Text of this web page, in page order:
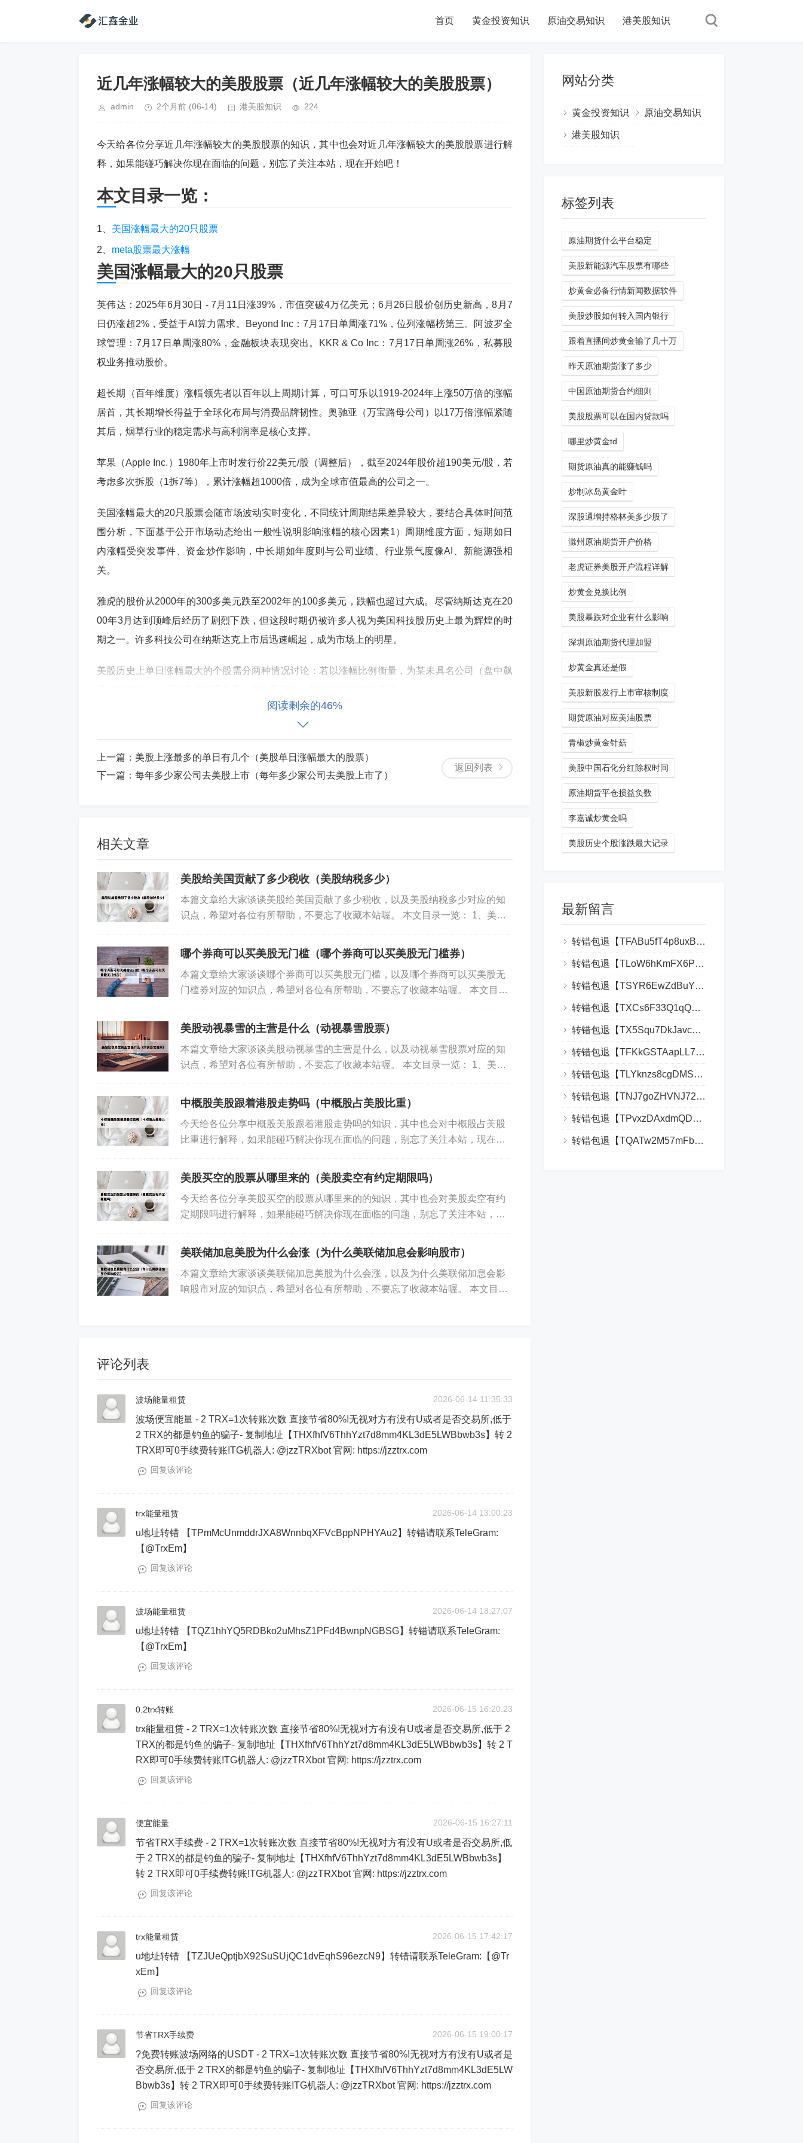
首页 黄金投资知识 原油交易知识 港美股知识
近几年涨幅较大的美股股票（近几年涨幅较大的美股股票）
admin 2个月前 (06-14) 港美股知识 224
今天给各位分享近几年涨幅较大的美股股票的知识，其中也会对近几年涨幅较大的美股股票进行解
释，如果能碰巧解决你现在面临的问题，别忘了关注本站，现在开始吧！
本文目录一览：
1、 美国涨幅最大的20只股票
2、 meta股票最大涨幅
美国涨幅最大的20只股票
英伟达：2025年6月30日 - 7月11日涨39%，市值突破4万亿美元；6月26日股价创历史新高，8月7
日仍涨超2%，受益于AI算力需求。Beyond Inc：7月17日单周涨71%，位列涨幅榜第三。阿波罗全
球管理：7月17日单周涨80%，金融板块表现突出。KKR & Co Inc：7月17日单周涨26%，私募股
权业务推动股价。
超长期（百年维度）涨幅领先者以百年以上周期计算，可口可乐以1919-2024年上涨50万倍的涨幅
居首，其长期增长得益于全球化布局与消费品牌韧性。奥驰亚（万宝路母公司）以17万倍涨幅紧随
其后，烟草行业的稳定需求与高利润率是核心支撑。
苹果（Apple Inc.）1980年上市时发行价22美元/股（调整后），截至2024年股价超190美元/股，若
考虑多次拆股（1拆7等），累计涨幅超1000倍，成为全球市值最高的公司之一。
美国涨幅最大的20只股票会随市场波动实时变化，不同统计周期结果差异较大，要结合具体时间范
围分析，下面基于公开市场动态给出一般性说明影响涨幅的核心因素1）周期维度方面，短期如日
内涨幅受突发事件、资金炒作影响，中长期如年度则与公司业绩、行业景气度像AI、新能源强相
关。
雅虎的股价从2000年的300多美元跌至2002年的100多美元，跌幅也超过六成。尽管纳斯达克在20
00年3月达到顶峰后经历了剧烈下跌，但这段时期仍被许多人视为美国科技股历史上最为辉煌的时
期之一。许多科技公司在纳斯达克上市后迅速崛起，成为市场上的明星。
美股历史上单日涨幅最大的个股需分两种情况讨论：若以涨幅比例衡量，为某未具名公司（盘中飙
1、）传统科技与医疗领域，默克公司涨45%，第一太阳能涨超80%，航空航天国防类股跑赢大
盘。2023 - 2024年AI驱动牛股1）科技七巨头领涨，英伟达2023年涨近240%，2024年涨176%，累
元，上涨空间18%）。目标价中位数：874美元根据公开信息，分析师对Meta股票的目标价预测中
位数为874美元。这一数值通常基于对Meta未来业绩、行业趋势、市场竞争格局以及宏观经济环境
的综合评估。
近几年涨幅较大的美股股票的介绍就聊到这里吧，感谢你花时间阅读本站内容，更多关于近几年涨
幅较大的美股股票、近几年涨幅较大的美股股票的信息别忘了在本站进行查找喔。
标签: 近几年涨幅较大的美股股票
阅读剩余的46%
返回列表
上一篇： 美股上涨最多的单日有几个（美股单日涨幅最大的股票）
下一篇： 每年多少家公司去美股上市（每年多少家公司去美股上市了）
相关文章
美股给美国贡献了多少税收（美股纳税多少）
本篇文章给大家谈谈美股给美国贡献了多少税收，以及美股纳税多少对应的知
识点，希望对各位有所帮助，不要忘了收藏本站喔。 本文目录一览： 1、美股
哪个券商可以买美股无门槛（哪个券商可以买美股无门槛券）
本篇文章给大家谈谈哪个券商可以买美股无门槛，以及哪个券商可以买美股无
门槛券对应的知识点，希望对各位有所帮助，不要忘了收藏本站喔。 本文目录
美股动视暴雪的主营是什么（动视暴雪股票）
本篇文章给大家谈谈美股动视暴雪的主营是什么，以及动视暴雪股票对应的知
识点，希望对各位有所帮助，不要忘了收藏本站喔。 本文目录一览： 1、美股
中概股美股跟着港股走势吗（中概股占美股比重）
今天给各位分享中概股美股跟着港股走势吗的知识，其中也会对中概股占美股
比重进行解释，如果能碰巧解决你现在面临的问题，别忘了关注本站，现在开
美股买空的股票从哪里来的（美股卖空有约定期限吗）
今天给各位分享美股买空的股票从哪里来的的知识，其中也会对美股卖空有约
定期限吗进行解释，如果能碰巧解决你现在面临的问题，别忘了关注本站，现
美联储加息美股为什么会涨（为什么美联储加息会影响股市）
本篇文章给大家谈谈美联储加息美股为什么会涨，以及为什么美联储加息会影
响股市对应的知识点，希望对各位有所帮助，不要忘了收藏本站喔。 本文目录
评论列表
波场能量租赁 2026-06-14 11:35:33
波场便宜能量 - 2 TRX=1次转账次数 直接节省80%!无视对方有没有U或者是否交易所,低于
2 TRX的都是钓鱼的骗子- 复制地址【THXfhfV6ThhYzt7d8mm4KL3dE5LWBbwb3s】转 2
TRX即可0手续费转账!TG机器人: @jzzTRXbot 官网: https://jzztrx.com
回复该评论
trx能量租赁 2026-06-14 13:00:23
u地址转错 【TPmMcUnmddrJXA8WnnbqXFVcBppNPHYAu2】转错请联系TeleGram:
【@TrxEm】
回复该评论
波场能量租赁 2026-06-14 18:27:07
u地址转错 【TQZ1hhYQ5RDBko2uMhsZ1PFd4BwnpNGBSG】转错请联系TeleGram:
【@TrxEm】
回复该评论
0.2trx转账 2026-06-15 16:20:23
trx能量租赁 - 2 TRX=1次转账次数 直接节省80%!无视对方有没有U或者是否交易所,低于 2
TRX的都是钓鱼的骗子- 复制地址【THXfhfV6ThhYzt7d8mm4KL3dE5LWBbwb3s】转 2 T
RX即可0手续费转账!TG机器人: @jzzTRXbot 官网: https://jzztrx.com
回复该评论
便宜能量 2026-06-15 16:27:11
节省TRX手续费 - 2 TRX=1次转账次数 直接节省80%!无视对方有没有U或者是否交易所,低
于 2 TRX的都是钓鱼的骗子- 复制地址【THXfhfV6ThhYzt7d8mm4KL3dE5LWBbwb3s】
转 2 TRX即可0手续费转账!TG机器人: @jzzTRXbot 官网: https://jzztrx.com
回复该评论
trx能量租赁 2026-06-15 17:42:17
u地址转错 【TZJUeQptjbX92SuSUjQC1dvEqhS96ezcN9】转错请联系TeleGram:【@Tr
xEm】
回复该评论
节省TRX手续费 2026-06-15 19:00:17
?免费转账波场网络的USDT - 2 TRX=1次转账次数 直接节省80%!无视对方有没有U或者是
否交易所,低于 2 TRX的都是钓鱼的骗子- 复制地址【THXfhfV6ThhYzt7d8mm4KL3dE5LW
Bbwb3s】转 2 TRX即可0手续费转账!TG机器人: @jzzTRXbot 官网: https://jzztrx.com
回复该评论
网站分类
黄金投资知识 原油交易知识
港美股知识
标签列表
原油期货什么平台稳定
美股新能源汽车股票有哪些
炒黄金必备行情新闻数据软件
美股炒股如何转入国内银行
跟着直播间炒黄金输了几十万
昨天原油期货涨了多少
中国原油期货合约细则
美股股票可以在国内贷款吗
哪里炒黄金td
期货原油真的能赚钱吗
炒制冰岛黄金叶
深股通增持格林美多少股了
滁州原油期货开户价格
老虎证券美股开户流程详解
炒黄金兑换比例
美股暴跌对企业有什么影响
深圳原油期货代理加盟
炒黄金真还是假
美股新股发行上市审核制度
期货原油对应美油股票
青椒炒黄金针菇
美股中国石化分红除权时间
原油期货平仓损益负数
李嘉诚炒黄金吗
美股历史个股涨跌最大记录
最新留言
转错包退【TFABu5fT4p8uxBcdQdKTzMsGx4iFAJhPFc】客服TeleGram:【@TrxEm】
转错包退【TLoW6hKmFX6PCzGUEKj7CMkJiLkAvt1Gfj】客服TeleGram:【@TrxEm】
转错包退【TSYR6EwZdBuY1CbWJdvcgWWPQck3UFr4x2】客服TeleGram:【@TrxEm】
转错包退【TXCs6F33Q1qQTMCUGs7K8s9P7CxPMpqHHC】客服TeleGram:【@TrxEm】
转错包退【TX5Squ7DkJavcb9iL5kgryg2aX5LnfMJNJ】客服TeleGram:【@TrxEm】
转错包退【TFKkGSTAapLL7nqfoAL1WLiP6bSY2dbHgU】客服TeleGram:【@TrxEm】
转错包退【TLYknzs8cgDMSvNYJ1wZZNYXVKZLMY5R77】客服TeleGram:【@TrxEm】
转错包退【TNJ7goZHVNJ72MW3KATx55HyJPADrPtMYJ】客服TeleGram:【@TrxEm】
转错包退【TPvxzDAxdmQDNGoSBK63TFtSqMWcAY6rJ1】客服TeleGram:【@TrxEm】
转错包退【TQATw2M57mFbcq8eSJR99QQANhJKYZohUP】客服TeleGram:【@TrxEm】